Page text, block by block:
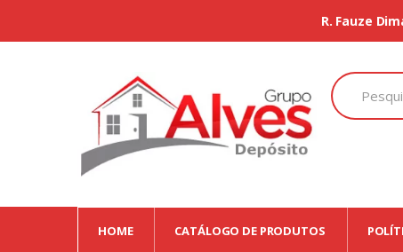
Search
for:
HOME CATÁLOGO DE PRODUTOS
R. Fauze